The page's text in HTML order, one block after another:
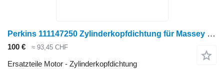
Perkins 111147250 Zylinderkopfdichtung für Massey Ferguson Radtraktor
100 € ≈ 93,45 CHF
Ersatzteile Motor - Zylinderkopfdichtung